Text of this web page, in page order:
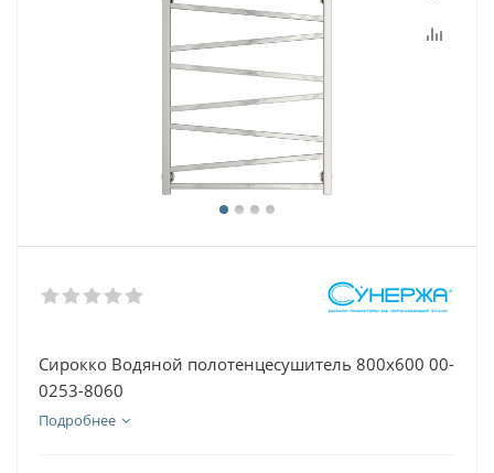
Сирокко Водяной полотенцесушитель 800х600 00-
0253-8060
Подробнее